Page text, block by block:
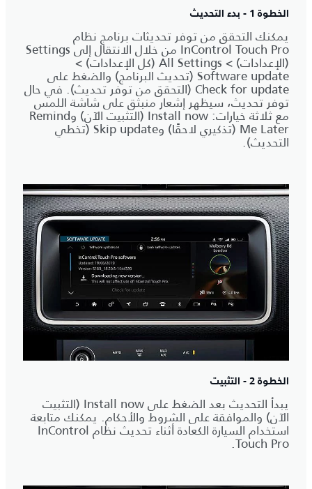
الخطوة 1 - بدء التحديث
يمكنك التحقق من توفر تحديثات برنامج نظام
InControl Touch Pro من خلال الانتقال إلى Settings
(الإعدادات) > All Settings (كل الإعدادات) >
Software update (تحديث البرنامج) والضغط على
Check for update (التحقق من توفر تحديث). في حال
توفر تحديث، سيظهر إشعار منبثق على شاشة اللمس
مع ثلاثة خيارات: Install now (التثبيت الآن) وRemind
Me Later (تذكيري لاحقًا) وSkip update (تخطي
التحديث).
الخطوة 2 - التثبيت
يبدأ التحديث بعد الضغط على Install now (التثبيت
الآن) والموافقة على الشروط والأحكام. يمكنك متابعة
استخدام السيارة الكعادة أثناء تحديث نظام InControl
Touch Pro.